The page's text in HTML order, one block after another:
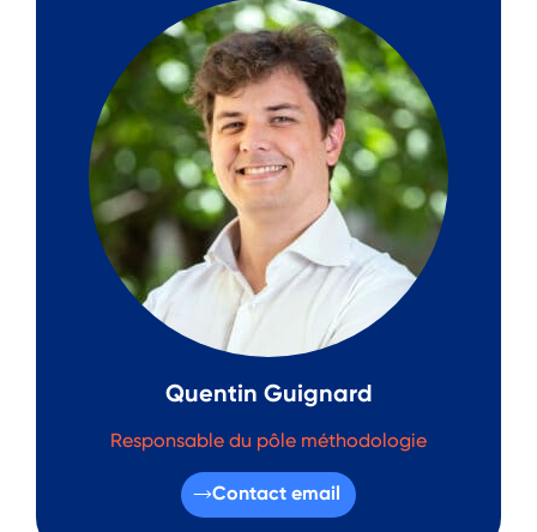
Quentin Guignard
Responsable du pôle méthodologie
Contact email